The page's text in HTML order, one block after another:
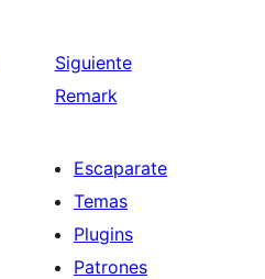
Siguiente
Remark
Escaparate
Temas
Plugins
Patrones